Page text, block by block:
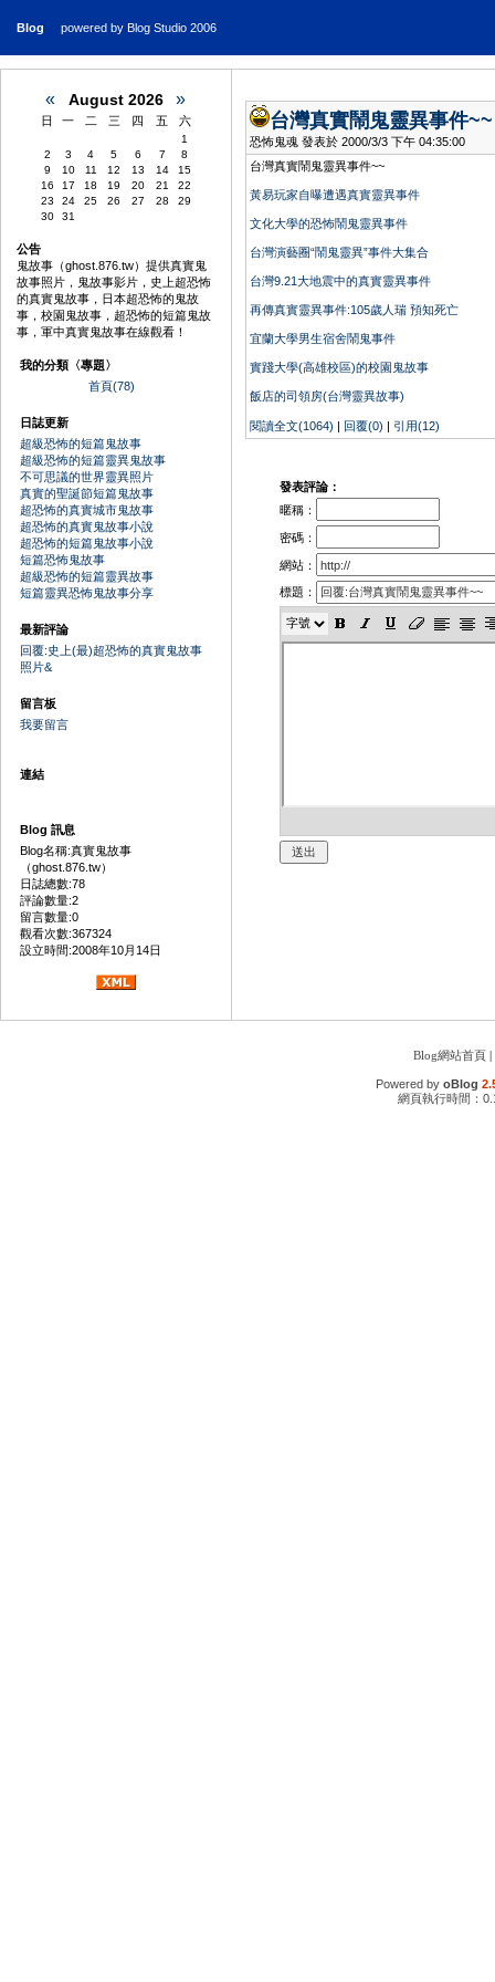
Blog powered by Blog Studio 2006
« August 2026 »
日 一 二 三 四 五 六
1
2
3 4 5 6 7
8
9
10 11 12 13 14
15
16
17 18 19 20 21
22
23
24 25 26 27 28
29
30
31
公告
鬼故事（ghost.876.tw）提供真實鬼
故事照片，鬼故事影片，史上超恐怖
的真實鬼故事，日本超恐怖的鬼故
事，校園鬼故事，超恐怖的短篇鬼故
事，軍中真實鬼故事在線觀看！
我的分類〈專題〉
首頁(78)
日誌更新
超級恐怖的短篇鬼故事
超級恐怖的短篇靈異鬼故事
不可思議的世界靈異照片
真實的聖誕節短篇鬼故事
超恐怖的真實城市鬼故事
超恐怖的真實鬼故事小說
超恐怖的短篇鬼故事小說
短篇恐怖鬼故事
超級恐怖的短篇靈異故事
短篇靈異恐怖鬼故事分享
最新評論
回覆:史上(最)超恐怖的真實鬼故事
照片&
留言板
我要留言
連結
Blog 訊息
Blog名稱:真實鬼故事
（ghost.876.tw）
日誌總數:78
評論數量:2
留言數量:0
觀看次數:367324
設立時間:2008年10月14日
台灣真實鬧鬼靈異事件~~
恐怖鬼魂 發表於 2000/3/3 下午 04:35:00
台灣真實鬧鬼靈異事件~~
黃易玩家自曝遭遇真實靈異事件
文化大學的恐怖鬧鬼靈異事件
台灣演藝圈“鬧鬼靈異”事件大集合
台灣9.21大地震中的真實靈異事件
再傳真實靈異事件:105歲人瑞 預知死亡
宜蘭大學男生宿舍鬧鬼事件
實踐大學(高雄校區)的校園鬼故事
飯店的司領房(台灣靈異故事)
閱讀全文(1064) | 回覆(0) | 引用(12)
發表評論：
暱稱：
密碼：
網站：
標題：
Blog網站首頁|
Powered by oBlog
網頁執行時間：